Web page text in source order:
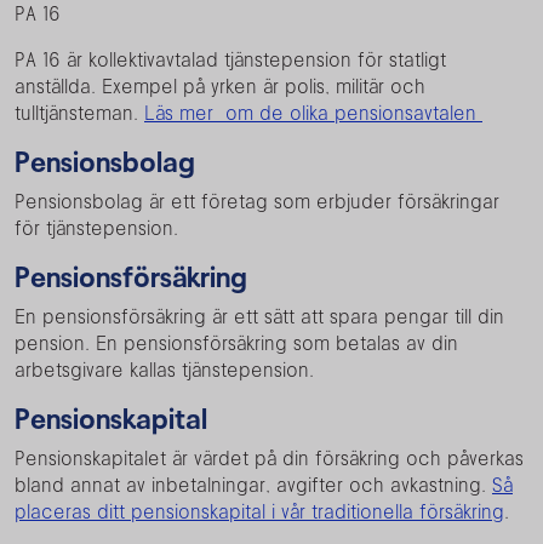
PA 16
PA 16 är kollektivavtalad tjänstepension för statligt
anställda. Exempel på yrken är polis, militär och
tulltjänsteman. Läs mer om de olika pensionsavtalen
Pensionsbolag
Pensionsbolag är ett företag som erbjuder försäkringar
för tjänstepension.
Pensionsförsäkring
En pensionsförsäkring är ett sätt att spara pengar till din
pension. En pensionsförsäkring som betalas av din
arbetsgivare kallas tjänstepension.
Pensionskapital
Pensionskapitalet är värdet på din försäkring och påverkas
bland annat av inbetalningar, avgifter och avkastning. Så
placeras ditt pensionskapital i vår traditionella försäkring.